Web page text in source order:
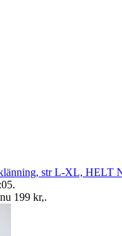
str L-XL, HELT
.
199 kr,.